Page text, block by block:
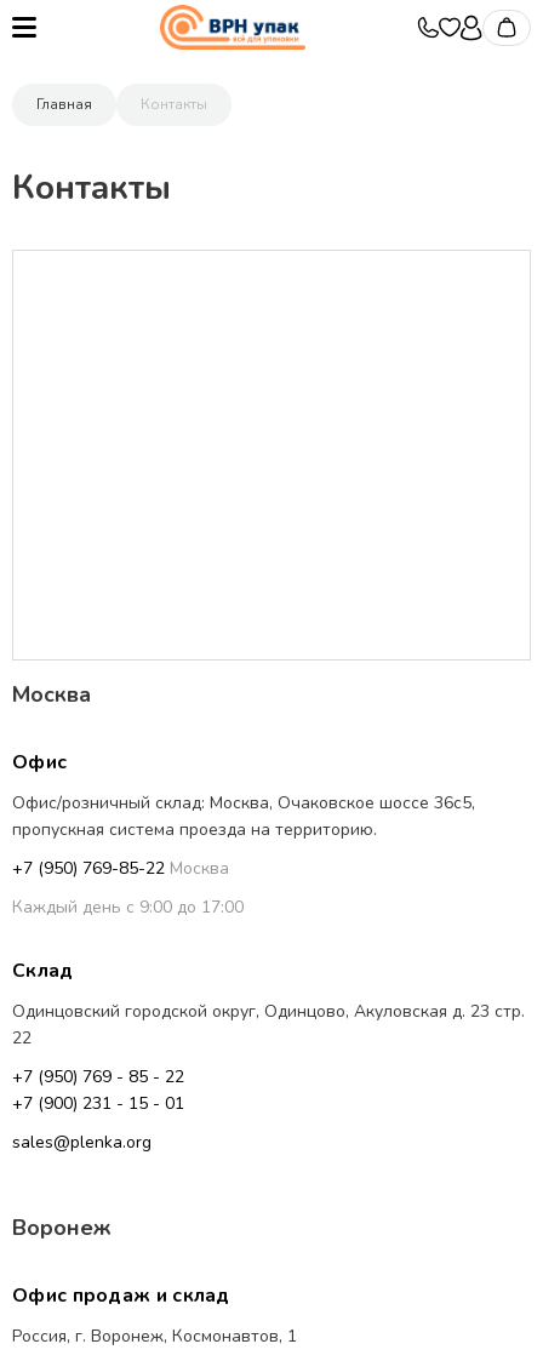
Главная Контакты
Контакты
Москва
Офис
Офис/розничный склад: Москва, Очаковское шоссе 36с5,
пропускная система проезда на территорию.
+7 (950) 769-85-22 Москва
Каждый день с 9:00 до 17:00
Склад
Одинцовский городской округ, Одинцово, Акуловская д. 23 стр.
22
+7 (950) 769 - 85 - 22
+7 (900) 231 - 15 - 01
sales@plenka.org
Воронеж
Офис продаж и склад
Россия, г. Воронеж, Космонавтов, 1